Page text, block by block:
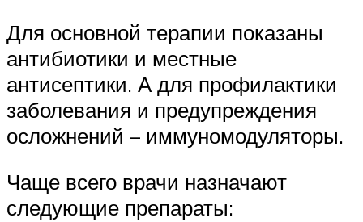
Для основной терапии показаны
антибиотики и местные
антисептики. А для профилактики
заболевания и предупреждения
осложнений – иммуномодуляторы.
Чаще всего врачи назначают
следующие препараты: